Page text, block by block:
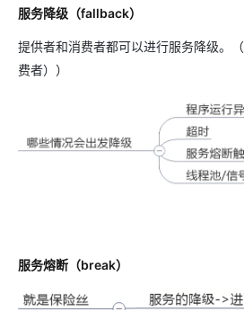
服务降级（fallback）
提供者和消费者都可以进行服务降级。
费者））
服务熔断（break）